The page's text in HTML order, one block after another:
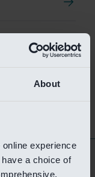
About
experience
a choice of